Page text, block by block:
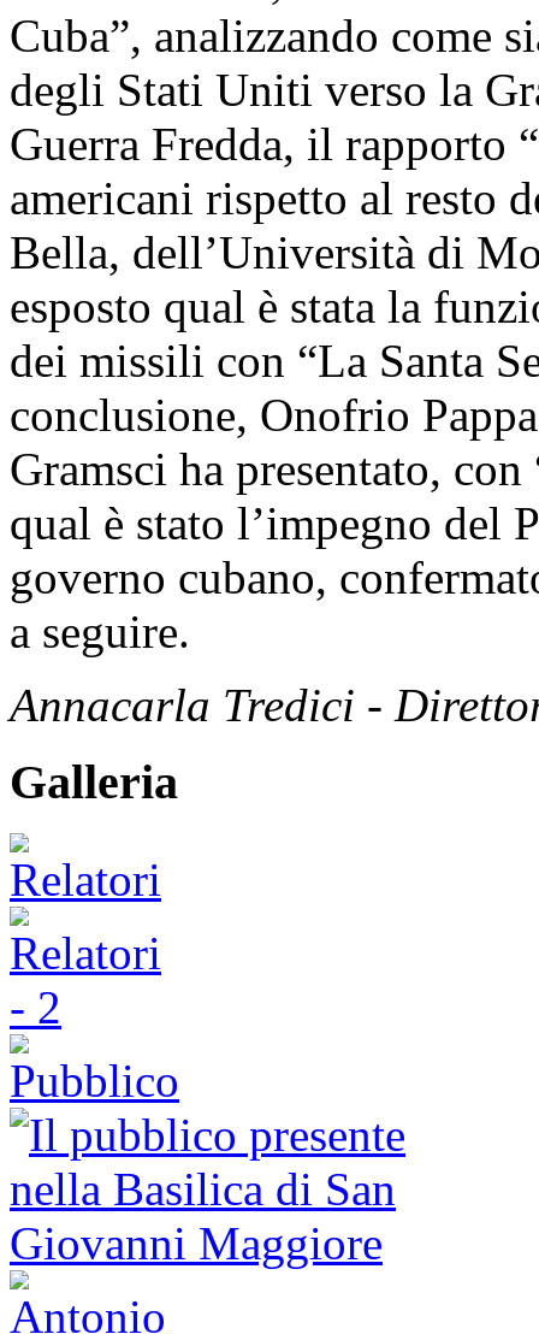
Cuba”, analizzando come
degli Stati Uniti verso la
Guerra Fredda, il rapporto
americani rispetto al resto
Bella, dell’Università di
esposto qual è stata la
dei missili con “La Santa
conclusione, Onofrio
Gramsci ha presentato,
qual è stato l’impegno del
governo cubano,
a seguire.
Annacarla Tredici -
Galleria